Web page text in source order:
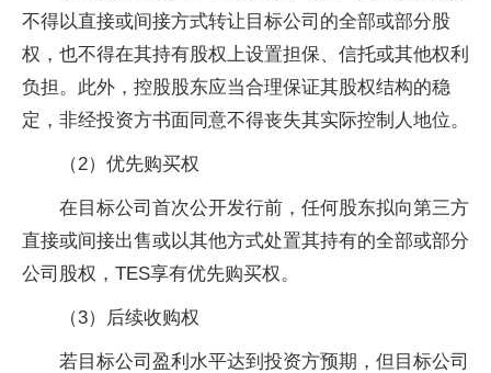
不得以直接或间接方式转让目标公司的全部或部分股
权，也不得在其持有股权上设置担保、信托或其他权利
负担。此外，控股股东应当合理保证其股权结构的稳
定，非经投资方书面同意不得丧失其实际控制人地位。
（2）优先购买权
在目标公司首次公开发行前，任何股东拟向第三方
直接或间接出售或以其他方式处置其持有的全部或部分
公司股权，TES享有优先购买权。
（3）后续收购权
若目标公司盈利水平达到投资方预期，但目标公司